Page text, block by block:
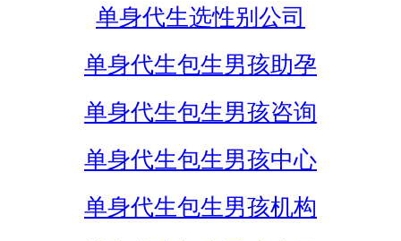
单身代生选性别公司
单身代生包生男孩助孕
单身代生包生男孩咨询
单身代生包生男孩中心
单身代生包生男孩机构